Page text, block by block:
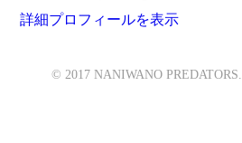
詳細プロフィールを表示
© 2017 NANIWANO